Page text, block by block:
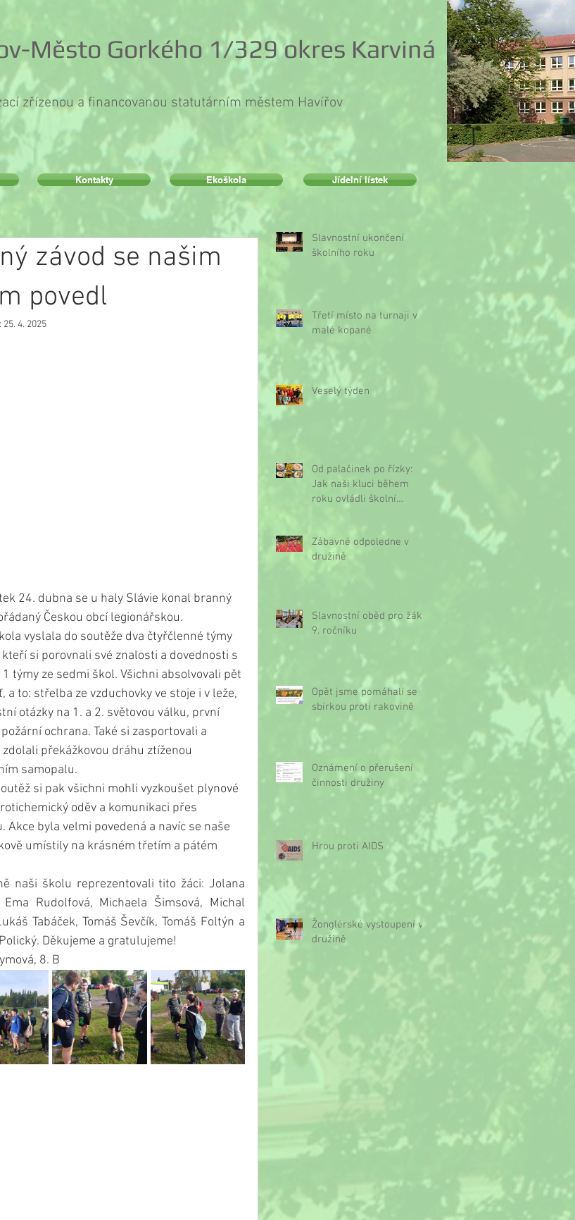
Město Gorkého 1/329 okres Karviná
zřízenou a financovanou statutárním městem Havířov
závod se našim
povedl
25. 4. 2025
Českou obcí legionářskou.
si porovnali své znalosti a dovednosti s
týmy ze sedmi škol. Všichni absolvovali pět
a to: střelba ze vzduchovky ve stoje i v leže,
otázky na 1. a 2. světovou válku, první
ochrana. Také si zasportovali a
překážkovou dráhu ztíženou
samopalu.
oděv a komunikaci přes
Akce byla velmi povedená a navíc se naše
umístily na krásném třetím a pátém
naši školu reprezentovali tito žáci: Jolana
Ema Rudolfová, Michaela Šimsová, Michal
Tabáček, Tomáš Ševčík, Tomáš Foltýn a
Děkujeme a gratulujeme!
8. B
Slavnostní ukončení
školního roku
Třetí místo na turnaji v
malé kopané
Veselý týden
Od palačinek po řízky:
Jak naši kluci během
roku ovládli školní
Zábavné odpoledne v
družině
Slavnostní oběd pro žáky
9. ročníku
Opět jsme pomáhali se
sbírkou proti rakovině
Oznámení o přerušení
činnosti družiny
Hrou proti AIDS
Žonglérské vystoupení v
družině
Kontakty Ekoškola Jídelní lístek